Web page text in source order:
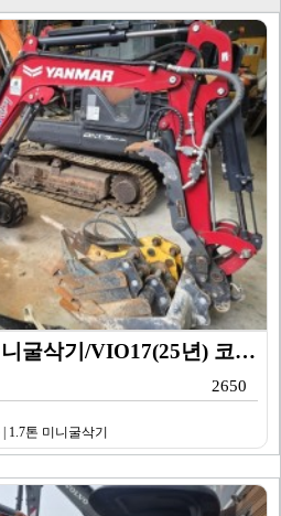
굴삭기/VIO17(25년) 코…
2650
1.7톤 미니굴삭기